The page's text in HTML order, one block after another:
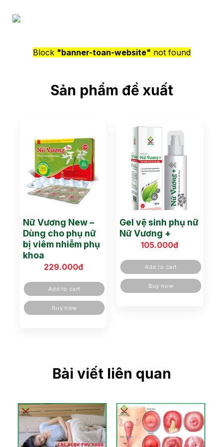
Block "banner-toan-website" not found
Sản phẩm đề xuất
Nữ Vương New –
Dùng cho phụ nữ
bị viêm nhiễm phụ
khoa
229.000đ
Add to cart
Buy now
Gel vệ sinh phụ nữ
Nữ Vương +
105.000đ
Add to cart
Buy now
Bài viết liên quan